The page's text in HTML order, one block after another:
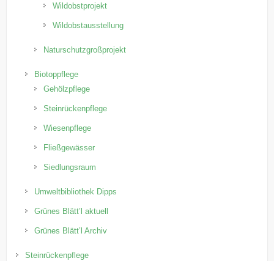
Wildobstprojekt
Wildobstausstellung
Naturschutzgroßprojekt
Biotoppflege
Gehölzpflege
Steinrückenpflege
Wiesenpflege
Fließgewässer
Siedlungsraum
Umweltbibliothek Dipps
Grünes Blätt’l aktuell
Grünes Blätt’l Archiv
Steinrückenpflege